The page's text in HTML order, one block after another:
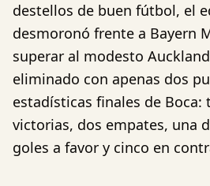
destellos de buen fútbol, el
desmoronó frente a Bayern
superar al modesto
eliminado con apenas dos
estadísticas finales de Boca:
victorias, dos empates, una
goles a favor y cinco en